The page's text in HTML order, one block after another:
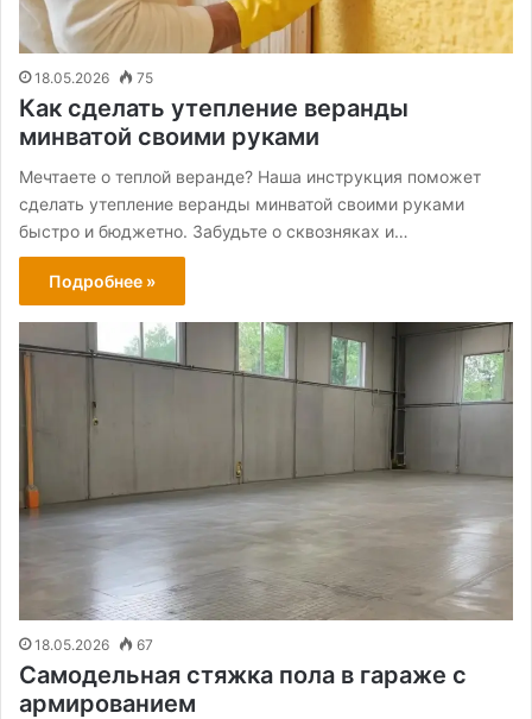
18.05.2026 75
Как сделать утепление веранды
минватой своими руками
Мечтаете о теплой веранде? Наша инструкция поможет
сделать утепление веранды минватой своими руками
быстро и бюджетно. Забудьте о сквозняках и…
Подробнее »
18.05.2026 67
Самодельная стяжка пола в гараже с
армированием